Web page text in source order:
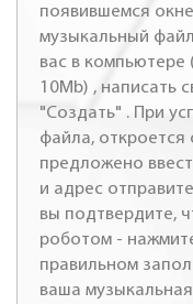
появившемся
музыкальный
вас в
10Mb) , написать
"Создать" . При
файла, откроется
предложено
и адрес
вы подтвердите,
роботом -
правильном
ваша